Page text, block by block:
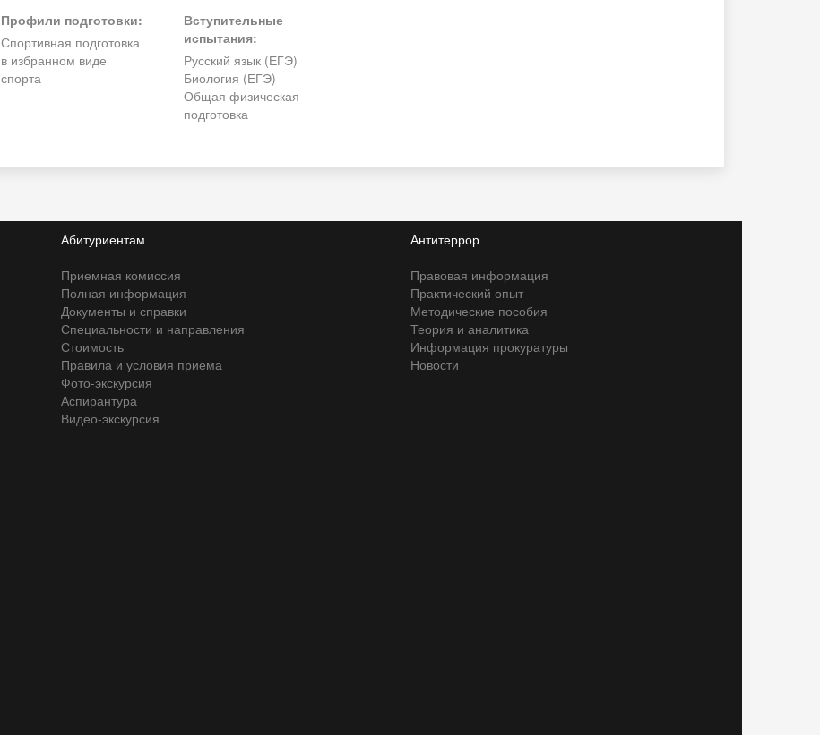
Профили подготовки:
Спортивная подготовка
в избранном виде
спорта
Вступительные
испытания:
Русский язык (ЕГЭ)
Биология (ЕГЭ)
Общая физическая
подготовка
Абитуриентам
Приемная комиссия
Полная информация
Документы и справки
Специальности и направления
Стоимость
Правила и условия приема
Фото-экскурсия
Аспирантура
Видео-экскурсия
Антитеррор
Правовая информация
Практический опыт
Методические пособия
Теория и аналитика
Информация прокуратуры
Новости